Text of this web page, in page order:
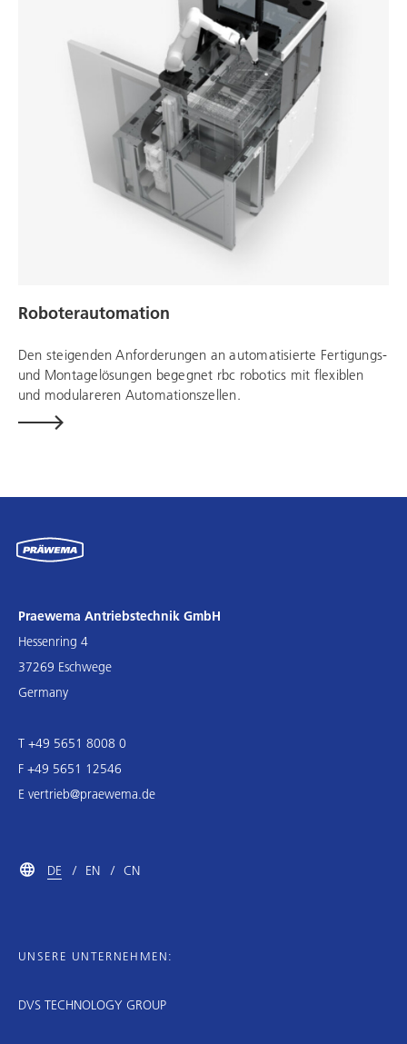
Roboterautomation
Den steigenden Anforderungen an automatisierte Fertigungs-
und Montagelösungen begegnet rbc robotics mit flexiblen
und modulareren Automationszellen.
Praewema Antriebstechnik GmbH
Hessenring 4
37269 Eschwege
Germany
T +49 5651 8008 0
F +49 5651 12546
E vertrieb@praewema.de
DE EN CN
UNSERE UNTERNEHMEN:
DVS TECHNOLOGY GROUP